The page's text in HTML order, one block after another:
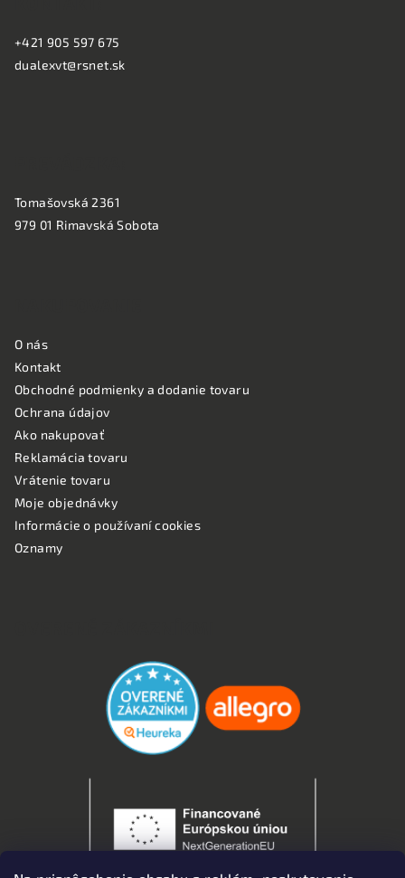
+421 905 597 675
dualexvt@rsnet.sk
Tomašovská 2361
979 01 Rimavská Sobota
O nás
Kontakt
Obchodné podmienky a dodanie tovaru
Ochrana údajov
Ako nakupovať
Reklamácia tovaru
Vrátenie tovaru
Moje objednávky
Informácie o používaní cookies
Oznamy